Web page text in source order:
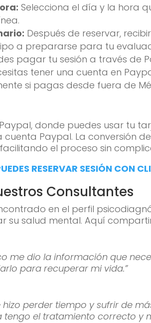
Selecciona el día y la hora
Después de reservar,
a prepararse para tu
pagar tu sesión a través de
tener una cuenta en
si pagas desde fuera de
donde puedes usar tu
cuenta Paypal. La conversión
el proceso sin
RESERVAR SESIÓN CON
Consultantes
en el perfil
su salud mental. Aquí
me dio la información que
para recuperar mi vida.”
perder tiempo y sufrir de
el tratamiento correcto y